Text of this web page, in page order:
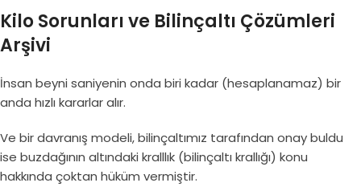
Kilo Sorunları ve Bilinçaltı Çözümleri
Arşivi
İnsan beyni saniyenin onda biri kadar (hesaplanamaz) bir
anda hızlı kararlar alır.
Ve bir davranış modeli, bilinçaltımız tarafından onay buldu
ise buzdağının altındaki kralllık (bilinçaltı krallığı) konu
hakkında çoktan hüküm vermiştir.